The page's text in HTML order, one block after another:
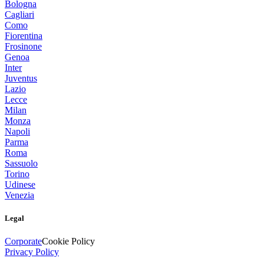
Bologna
Cagliari
Como
Fiorentina
Frosinone
Genoa
Inter
Juventus
Lazio
Lecce
Milan
Monza
Napoli
Parma
Roma
Sassuolo
Torino
Udinese
Venezia
Legal
CorporateCookie Policy
Privacy Policy